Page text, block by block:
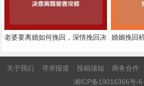
老婆要离婚如何挽回，深情挽回决
婚姻挽回
关于我们 寻求报道 投稿须知 商务合作
湘ICP备19016366号-6